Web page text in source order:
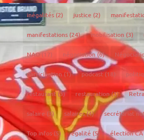
inégalités(2) justice (2)
manifestations(24) mobilisation (3)
NAO(17) négociation(6)
participation (1) podcast(18)
restaurant(3) restauration(3)
salaire (3) salaires(4) secrétariat
Top infos(5) égalité(5) élection